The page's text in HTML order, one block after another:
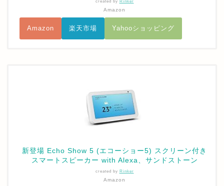
created by Rinker
Amazon
Amazon 楽天市場 Yahooショッピング
新登場 Echo Show 5 (エコーショー5) スクリーン付き
スマートスピーカー with Alexa、サンドストーン
created by Rinker
Amazon